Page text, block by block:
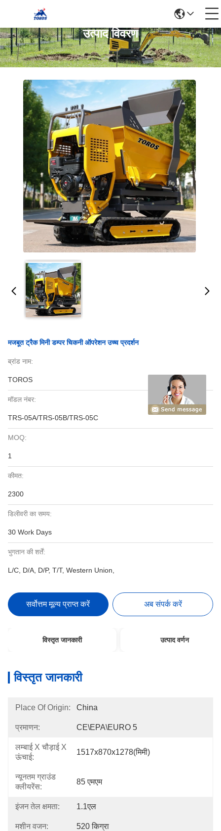
उत्पाद विवरण
मजबूत ट्रैक मिनी डम्पर चिकनी ऑपरेशन उच्च प्रदर्शन
ब्रांड नाम:
TOROS
मॉडल नंबर:
TRS-05A/TRS-05B/TRS-05C
MOQ:
1
कीमत:
2300
डिलीवरी का समय:
30 Work Days
भुगतान की शर्तें:
L/C, D/A, D/P, T/T, Western Union,
सर्वोत्तम मूल्य प्राप्त करें अब संपर्क करें
विस्तृत जानकारी उत्पाद वर्णन
विस्तृत जानकारी
Place Of Origin: China
प्रमाणन: CE\EPA\EURO 5
लम्बाई X चौड़ाई X
ऊंचाई:
1517x870x1278(मिमी)
न्यूनतम ग्राउंड
क्लीयरेंस:
85 एमएम
इंजन तेल क्षमता: 1.1एल
मशीन वजन: 520 किग्रा